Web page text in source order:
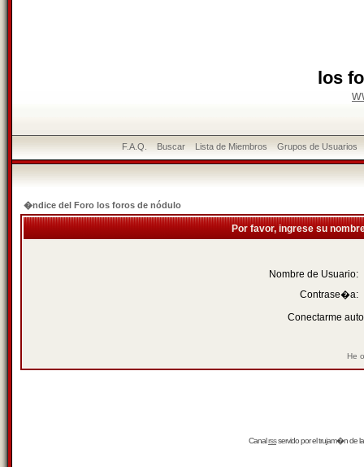
los
F.A.Q. Buscar Lista de Miembros Grupos de Usuarios
�ndice del Foro los foros de nódulo
Por favor, ingrese su
Nombre de Usuario:
Contrase�a:
Conectarme
He
Canalrssservido por eltrujam�nde